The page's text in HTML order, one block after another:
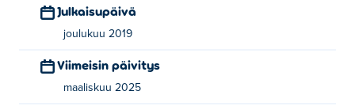
Julkaisupäivä
joulukuu 2019
Viimeisin päivitys
maaliskuu 2025